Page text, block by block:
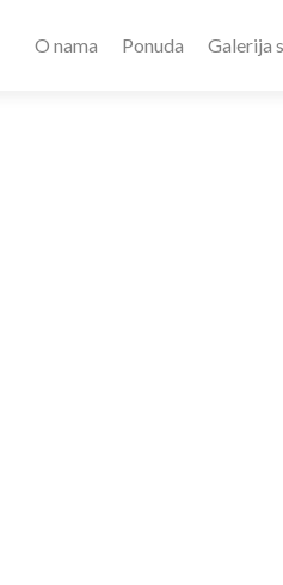
O nama Ponuda Galerija